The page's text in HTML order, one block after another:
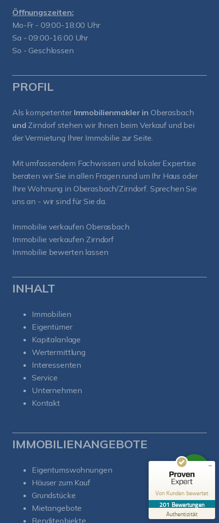
Öffnungszeiten:
Mo-Fr - 09:00-18:00 Uhr
Sa - 09:00-16:00 Uhr
So - Geschlossen
PROFIL
Als kompetenter Immobilienmakler in Oberasbach
und Zirndorf stehen wir Ihnen beim Verkauf und bei
der Vermietung Ihrer Immobilie zur Seite.
Mit umfassendem Fachwissen und lokaler Expertise
beraten wir Sie in allen Fragen rund um Ihr Haus oder
Ihre Wohnung in Oberasbach/Zirndorf. Sprechen Sie
uns an - wir sind für Sie da.
Immobilie verkaufen Oberasbach
Immobilie verkaufen Zirndorf
Immobilie bewerten lassen
INHALT
Immobilien
Eigentümer
Kapitalanlage
Wertermittlung
Interessenten
Service
Unternehmen
Kontakt
IMMOBILIENANGEBOTE
Eigentumswohnungen
Häuser zum Kauf
Grundstücke
Mietangebote
Renditeobjekte
Von Kunden bewertet
201 Bewertungen
Authentizität
ProvenExpert.com
5,00
/
5,00
50
Bewertungen auf
ProvenExpert.com
Bewertungen von
1
Blick aufs ProvenExpert-Profil werfen
06.08.2026